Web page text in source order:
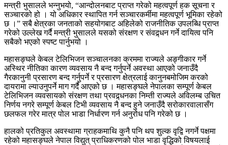
मन्त्री भुसालले भन्नुभयो, “आन्दोलनबाट प्राप्त गरेको महत्वपूर्ण हक सूचना र
सञ्चारको हो । यो अधिकार स्थापित गर्न सञ्चारकर्मीमा महत्वपूर्ण भूमिका रहेको
छ ।” सबै क्षेत्रका जनताको सहयोगबाट अहिलेको राजनीतिक उपलब्धि प्राप्त
गरेको उल्लेख गर्दै मन्त्री भुसालले यसको संरक्षण र संवद्र्धन गर्ने दायित्व पनि
सबैको भएको स्पष्ट पार्नुभयो ।
महासङ्घले केबल टेलिभिजन सञ्चालनका क्रममा राज्यले अङ्गीकार गर्ने
अस्थिर नीतिका कारण व्यवसाय नै बन्द गर्नुपर्ने अवस्था आएको जनाउँदै
गैरकानुनी प्रसारण बन्द गर्नुपर्ने र प्रसारण क्षेत्रलाई कानुनबमोजिम करको
दायरामा ल्याउनुपर्ने माग गर्दै आएको छ । महासङ्घले नेपालका सम्पूर्ण केबल
टेलिभिजन व्यवसायको संरक्षण तथा प्रवद्र्धनका निम्ती राज्यले अविलम्ब उचित
निर्णय नगरे सम्पूर्ण केबल टिभी व्यवसाय नै बन्द हुने जनाउँदै सरोकारवालासँग
छलफल गरेर मात्र पोल भाडा निर्धारण गर्न अनुरोध पनि गरेको छ ।
हालको प्रतिकुल अवस्थामा ग्राहकमाथि कुनै पनि थप शुल्क वृद्वि नगर्ने पक्षमा
रहेको महासङ्घले नेपाल विद्युत् प्राधिकरणको पोल भाडा वृद्धिको विषयलाई